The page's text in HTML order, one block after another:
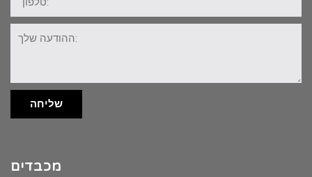
ההודעה
שלך:
שליחה
מכבדים